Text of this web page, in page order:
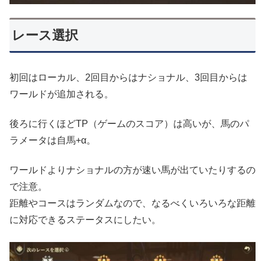
レース選択
初回はローカル、2回目からはナショナル、3回目からは
ワールドが追加される。
後ろに行くほどTP（ゲームのスコア）は高いが、馬のパ
ラメータは自馬+α。
ワールドよりナショナルの方が速い馬が出ていたりするの
で注意。
距離やコースはランダムなので、なるべくいろいろな距離
に対応できるステータスにしたい。